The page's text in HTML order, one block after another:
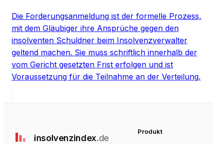
Die Forderungsanmeldung ist der formelle Prozess,
mit dem Gläubiger ihre Ansprüche gegen den
insolventen Schuldner beim Insolvenzverwalter
geltend machen. Sie muss schriftlich innerhalb der
vom Gericht gesetzten Frist erfolgen und ist
Voraussetzung für die Teilnahme an der Verteilung.
insolvenzindex.de
Produkt